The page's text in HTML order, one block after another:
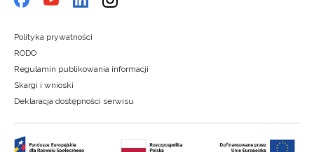
Polityka prywatności
RODO
Regulamin publikowania informacji
Skargi i wnioski
Deklaracja dostępności serwisu